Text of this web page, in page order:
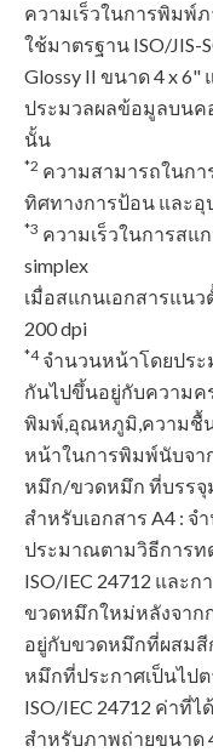
ความเร็วในการพิมพ์
ใช้มาตรฐาน ISO/JIS-
Glossy II ขนาด 4 x 6"
ประมวลผลข้อมูลบนค
นั้น
*2 ความสามารถในกา
ทิศทางการป้อน และอุ
*3 ความเร็วในการสแ
simplex
เมื่อสแกนเอกสารแนว
200 dpi
*4จำนวนหน้าโดยปร
กันไปขึ้นอยู่กับความค
พิมพ์,อุณหภูมิ,ความชื้
หน้าในการพิมพ์นับจ
หมึก/ขวดหมึก ที่บรรจุ
สําหรับเอกสาร A4 :
ประมาณตามวิธีการท
ISO/IEC 24712 และ
ขวดหมึกใหม่หลังจาก
อยู่กับขวดหมึกที่ผสมสี
หมึกที่ประกาศเป็นไป
ISO/IEC 24712 ค่าที่
สําหรับภาพถ่ายขนาด